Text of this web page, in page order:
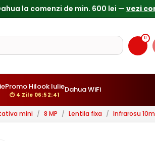
doar in luna iulie → Vezi ofertele
0
Promo Hilook Iulie
⏱ 4 Zile 06:52:39
Dahua WiFi
mini / 8 MP / Lentila fixa / Infrarosu 10m